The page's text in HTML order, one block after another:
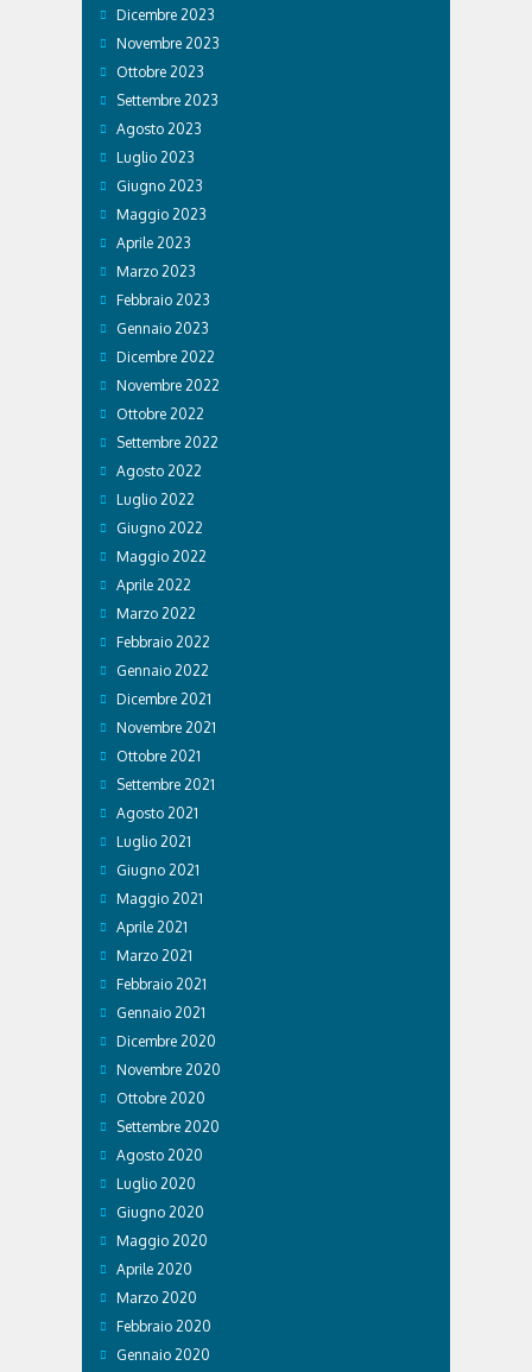
Dicembre 2023
Novembre 2023
Ottobre 2023
Settembre 2023
Agosto 2023
Luglio 2023
Giugno 2023
Maggio 2023
Aprile 2023
Marzo 2023
Febbraio 2023
Gennaio 2023
Dicembre 2022
Novembre 2022
Ottobre 2022
Settembre 2022
Agosto 2022
Luglio 2022
Giugno 2022
Maggio 2022
Aprile 2022
Marzo 2022
Febbraio 2022
Gennaio 2022
Dicembre 2021
Novembre 2021
Ottobre 2021
Settembre 2021
Agosto 2021
Luglio 2021
Giugno 2021
Maggio 2021
Aprile 2021
Marzo 2021
Febbraio 2021
Gennaio 2021
Dicembre 2020
Novembre 2020
Ottobre 2020
Settembre 2020
Agosto 2020
Luglio 2020
Giugno 2020
Maggio 2020
Aprile 2020
Marzo 2020
Febbraio 2020
Gennaio 2020